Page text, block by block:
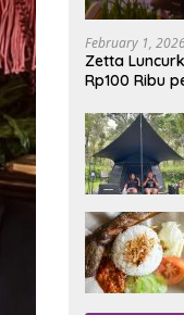
February 1,
Zetta
Rp100 Ribu